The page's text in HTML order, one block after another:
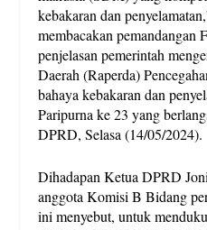
kebakaran dan
membacakan pemandangan
penjelasan pemerintah
Daerah (Raperda)
bahaya kebakaran dan
Paripurna ke 23 yang
DPRD, Selasa (14/05/2024).
Dihadapan Ketua DPRD
anggota Komisi B Bidang
ini menyebut, untuk